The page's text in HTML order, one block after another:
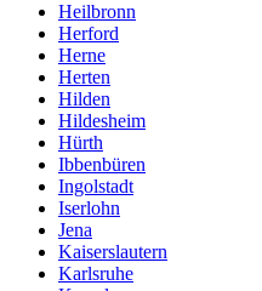
Heilbronn
Herford
Herne
Herten
Hilden
Hildesheim
Hürth
Ibbenbüren
Ingolstadt
Iserlohn
Jena
Kaiserslautern
Karlsruhe